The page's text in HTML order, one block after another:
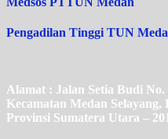
Pengadilan Tinggi TUN
Alamat : Jalan Setia Budi
Kecamatan Medan Selayang,
Provinsi Sumatera Utara –